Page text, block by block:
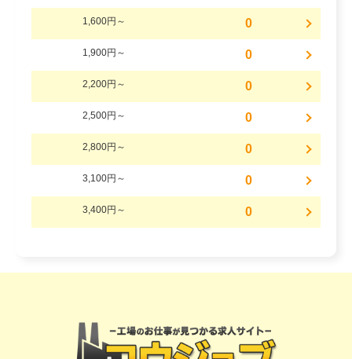
1,600円～ 0
1,900円～ 0
2,200円～ 0
2,500円～ 0
2,800円～ 0
3,100円～ 0
3,400円～ 0